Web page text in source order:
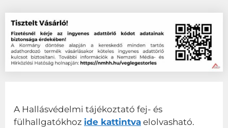
A Hallásvédelmi tájékoztató fej- és
fülhallgatókhoz ide kattintva elolvasható.